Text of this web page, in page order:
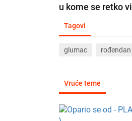
u kome se retko
(FOTO)
Tagovi
glumac rođendan
Vruće teme